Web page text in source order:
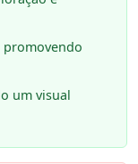
um visual